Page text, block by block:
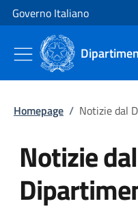
Vai al contenuto
Vai alla navigazione del sito
Governo Italiano
Homepage / Notizie dal
Notizie dal